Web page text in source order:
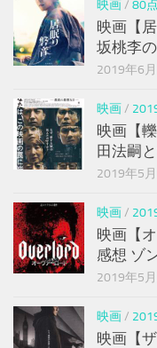
映画/ 80
映画【
坂桃李
2019年6
映画/
映画【
田法嗣
2019年5
映画/
映画【
感想 ゾ
2019年5
映画/
映画【